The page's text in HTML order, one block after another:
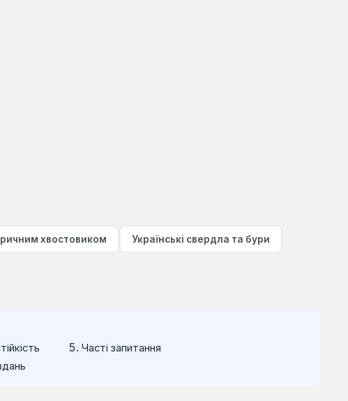
хвостовиком Українські свердла та бури
Часті запитання